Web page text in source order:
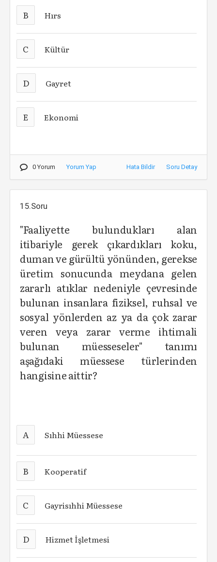
B Hırs
C Kültür
D Gayret
E Ekonomi
0 Yorum Yorum Yap Hata Bildir Soru Detay
15.Soru
"Faaliyette bulundukları alan
itibariyle gerek çıkardıkları koku,
duman ve gürültü yönünden, gerekse
üretim sonucunda meydana gelen
zararlı atıklar nedeniyle çevresinde
bulunan insanlara fiziksel, ruhsal ve
sosyal yönlerden az ya da çok zarar
veren veya zarar verme ihtimali
bulunan müesseseler" tanımı
aşağıdaki müessese türlerinden
hangisine aittir?
A Sıhhi Müessese
B Kooperatif
C Gayrisıhhi Müessese
D Hizmet İşletmesi